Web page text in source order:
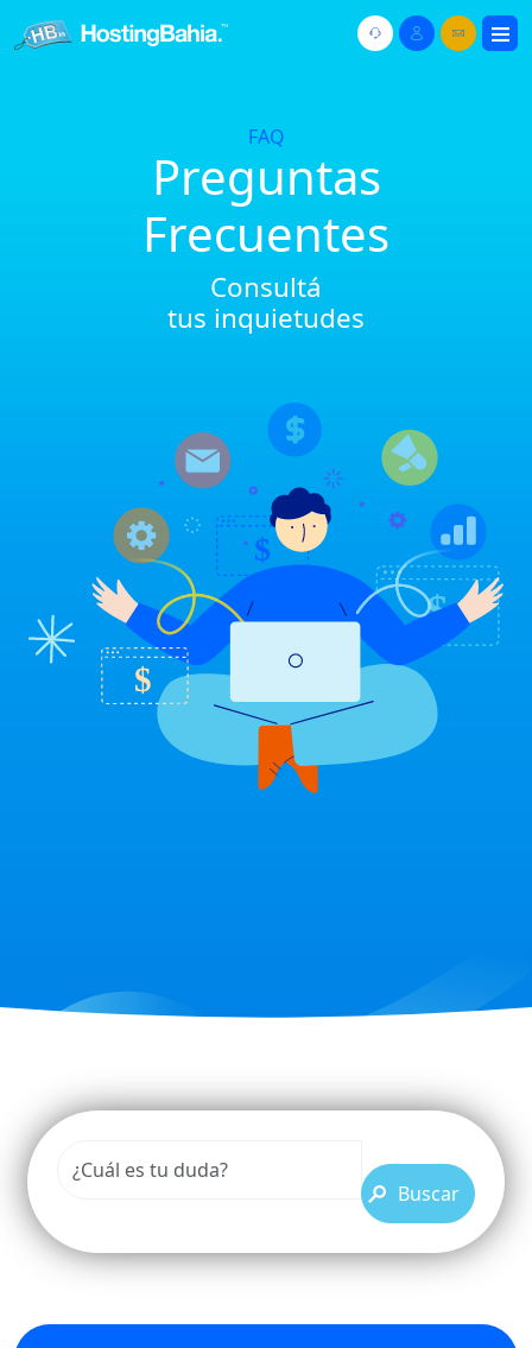
FAQ
Preguntas
Frecuentes
Consultá
tus inquietudes
Buscar